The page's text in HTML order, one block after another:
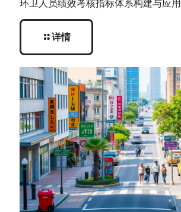
环卫人员绩效考核指标体系构建与应用
详情